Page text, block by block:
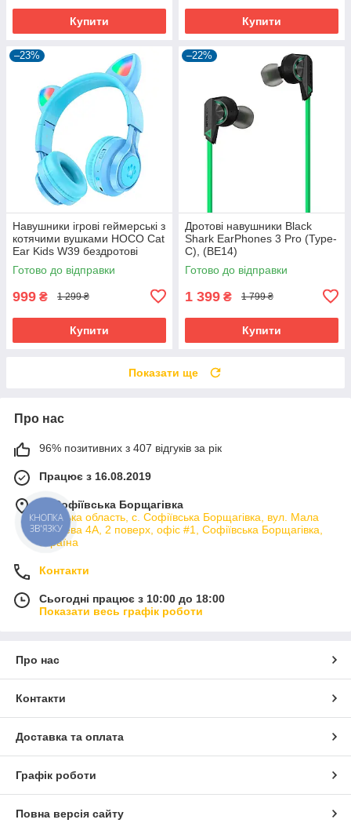
Купити Купити
–23%
Навушники ігрові геймерські з
котячими вушками HOCO Cat
Ear Kids W39 бездротові
Bluetooth 400mAh з LED
підсвіткою
Готово до відправки
999 ₴ 1 299 ₴
Купити
–22%
Дротові навушники Black
Shark EarPhones 3 Pro (Type-
C), (BE14)
Готово до відправки
1 399 ₴ 1 799 ₴
Купити
Показати ще
Про нас
96% позитивних з 407 відгуків за рік
Працює з 16.08.2019
м. Софіївська Борщагівка
Київська область, с. Софіївська Борщагівка, вул. Мала
кільцева 4А, 2 поверх, офіс #1, Софіївська Борщагівка,
Україна
Контакти
Сьогодні працює з 10:00 до 18:00
Показати весь графік роботи
Про нас
Контакти
Доставка та оплата
Графік роботи
Повна версія сайту
КНОПКА
ЗВ'ЯЗКУ